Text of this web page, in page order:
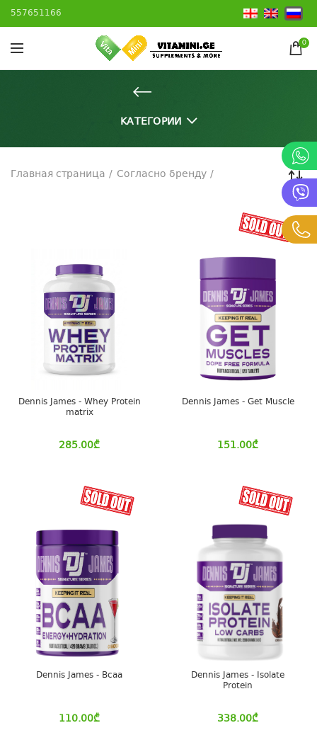
557651166
0
КАТЕГОРИИ
Главная страница Согласно бренду
Dennis James - Whey Protein
matrix
285.00₾
Dennis James - Get Muscle
151.00₾
Dennis James - Bcaa
110.00₾
Dennis James - Isolate
Protein
338.00₾